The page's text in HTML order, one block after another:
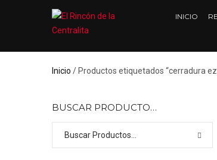
INICIO
Inicio / Productos etiquetados “cerradura
BUSCAR PRODUCTO…